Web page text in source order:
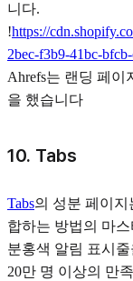
니다.
!https://
2bec-f3b9-41bc-
Ahrefs는 랜딩 페
을 했습니다
10. Tabs
Tabs의 성분 페이
합하는 방법의 마
분홍색 알림 표시
20만 명 이상의 만